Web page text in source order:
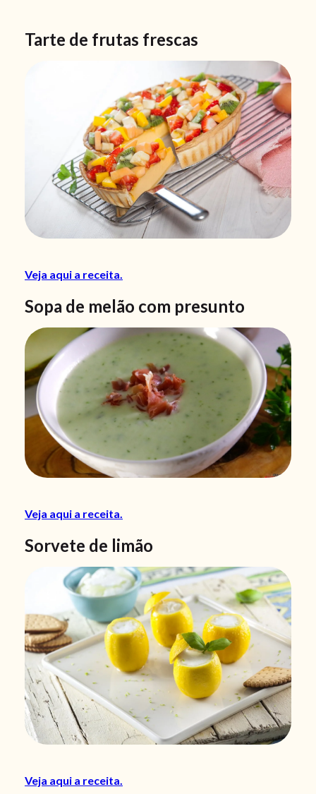
Tarte de frutas frescas
Veja aqui a receita.
Sopa de melão com presunto
Veja aqui a receita.
Sorvete de limão
Veja aqui a receita.